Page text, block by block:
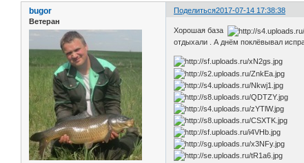
Поделиться2017-07-14 17:38:38
bugor
Ветеран
Хорошая база
отдыхали . А днём поклёвывал